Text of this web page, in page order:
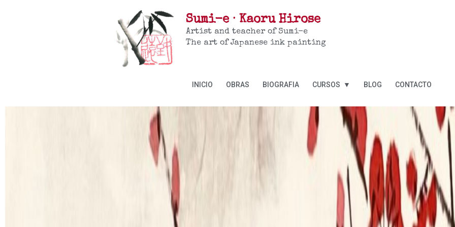
Sumi-e · Kaoru Hirose
Artist and teacher of Sumi-e
The art of Japanese ink painting
INICIO OBRAS BIOGRAFIA CURSOS ▼ BLOG CONTACTO